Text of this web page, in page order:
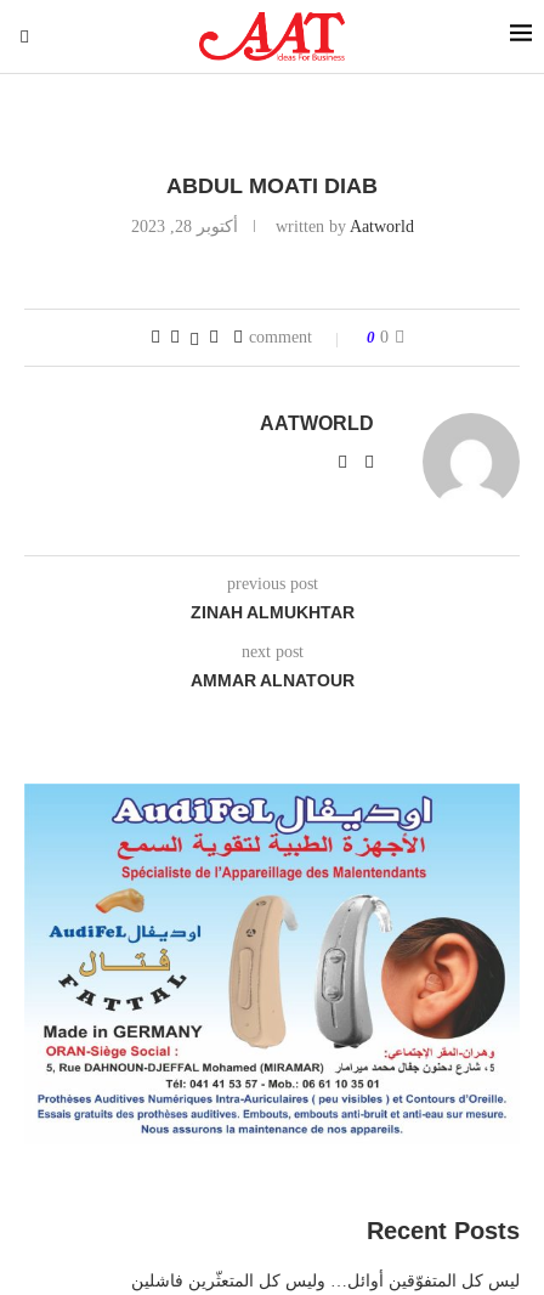
ABDUL MOATI DIAB
written by Aatworld أكتوبر 28, 2023
0 comment
0
AATWORLD
previous post
ZINAH ALMUKHTAR
next post
AMMAR ALNATOUR
Recent Posts
ليس كل المتفوّقين أوائل… وليس كل المتعثّرين فاشلين